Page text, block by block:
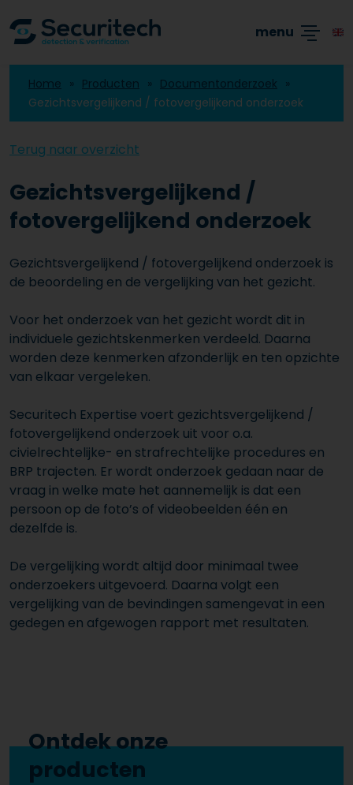
Academy
Producten
Branches
Blogs
menu
Home Producten
Documentonderzoek
Gezichtsvergelijkend / fotovergelijkend onderzoek
Terug naar overzicht
Gezichtsvergelijkend /
fotovergelijkend onderzoek
Gezichtsvergelijkend / fotovergelijkend onderzoek is
de beoordeling en de vergelijking van het gezicht.
Voor het onderzoek van het gezicht wordt dit in
individuele gezichtskenmerken verdeeld. Daarna
worden deze kenmerken afzonderlijk en ten opzichte
van elkaar vergeleken.
Securitech Expertise voert gezichtsvergelijkend /
fotovergelijkend onderzoek uit voor o.a.
civielrechtelijke- en strafrechtelijke procedures en
BRP trajecten. Er wordt onderzoek gedaan naar de
vraag in welke mate het aannemelijk is dat een
persoon op de foto’s of videobeelden één en
dezelfde is.
De vergelijking wordt altijd door minimaal twee
onderzoekers uitgevoerd. Daarna volgt een
vergelijking van de bevindingen samengevat in een
gedegen en afgewogen rapport met resultaten.
Ontdek onze
producten